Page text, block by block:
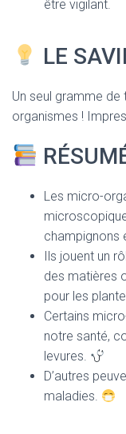
être vigilant.
LE
Un seul gramme
organismes !
Les micro-
champignons
Ils jouent un
des matières
pour les
Certains
notre santé,
levures.
D’autres
maladies.